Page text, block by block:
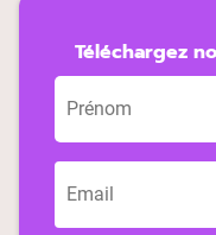
Téléchargez